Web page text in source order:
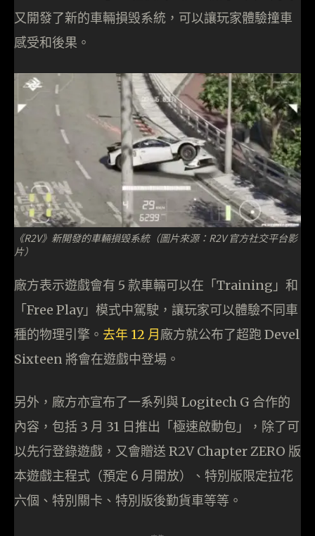
又開發了新的車輛損毁系統，可以讓玩家體驗撞車
感受和後果。
《R2V》新開發的車輛損毁系統（圖片來源：R2V 官方社交平台影
片）
廠方表示遊戲會有 5 款車輛可以在「Training」和
「Free Play」模式中駕駛，讓玩家可以體驗不同車
種的物理引擎。 去年 12 月 廠方就公布了超跑 Devel
Sixteen 將會在遊戲中登場。
另外，廠方亦宣布了一系列與 Logitech G 合作的
內容，包括 3 月 31 日推出「極速啟動包」，除了可
以先行登錄遊戲，又會贈送 R2V Chapter ZERO 版
本遊戲主程式（預定 6 月開放）、特別版限定拉花
六個、特別關卡、特別版後勤貨車等等。